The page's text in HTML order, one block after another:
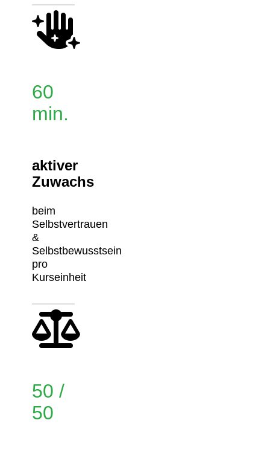
60
min.
aktiver
Zuwachs
beim
Selbstvertrauen
&
Selbstbewusstsein
pro
Kurseinheit
50 /
50